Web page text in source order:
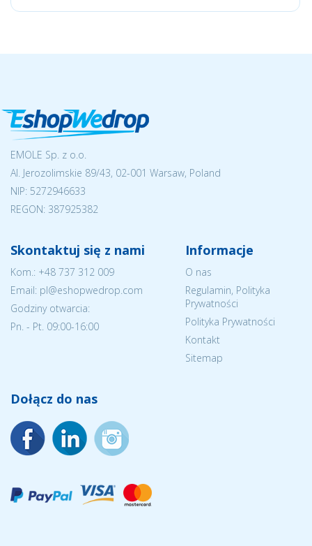
EMOLE Sp. z o.o.
Al. Jerozolimskie 89/43, 02-001 Warsaw, Poland
NIP: 5272946633
REGON: 387925382
Skontaktuj się z nami
Kom.: +48 737 312 009
Email: pl@eshopwedrop.com
Godziny otwarcia:
Pn. - Pt. 09:00-16:00
Informacje
O nas
Regulamin, Polityka
Prywatności
Polityka Prywatności
Kontakt
Sitemap
Dołącz do nas